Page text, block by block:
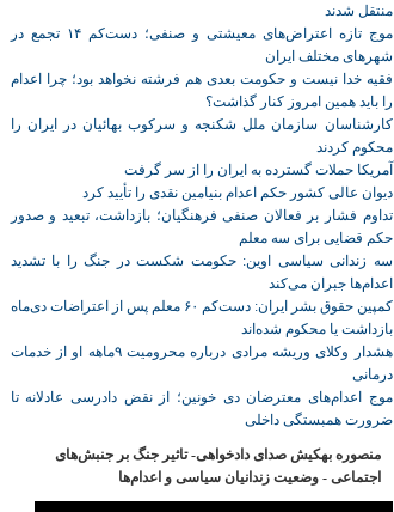
منتقل شدند
موج تازه اعتراض‌های معیشتی و صنفی؛ دست‌کم ۱۴ تجمع در
شهرهای مختلف ایران
فقیه خدا نیست و حکومت بعدی هم فرشته نخواهد بود؛ چرا اعدام
را باید همین امروز کنار گذاشت؟
کارشناسان سازمان ملل شکنجه و سرکوب بهائیان در ایران را
محکوم کردند
آمریکا حملات گسترده به ایران را از سر گرفت
دیوان عالی کشور حکم اعدام بنیامین نقدی را تأیید کرد
تداوم فشار بر فعالان صنفی فرهنگیان؛ بازداشت، تبعید و صدور
حکم قضایی برای سه معلم
سه زندانی سیاسی اوین: حکومت شکست در جنگ را با تشدید
اعدام‌ها جبران می‌کند
کمپین حقوق بشر ایران: دست‌کم ۶۰ معلم پس از اعتراضات دی‌ماه
بازداشت یا محکوم شده‌اند
هشدار وکلای وریشه مرادی درباره محرومیت ۹ماهه او از خدمات
درمانی
موج اعدام‌های معترضان دی‌ خونین؛ از نقض دادرسی عادلانه تا
ضرورت همبستگی داخلی
منصوره بهکیش صدای دادخواهی- تاثیر جنگ بر جنبش‌های
اجتماعی - وضعیت زندانیان سیاسی و اعدام‌ها